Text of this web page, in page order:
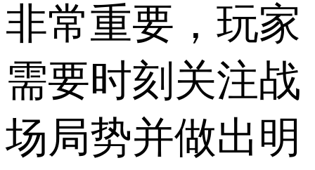
非常重要，玩家
需要时刻关注战
场局势并做出明